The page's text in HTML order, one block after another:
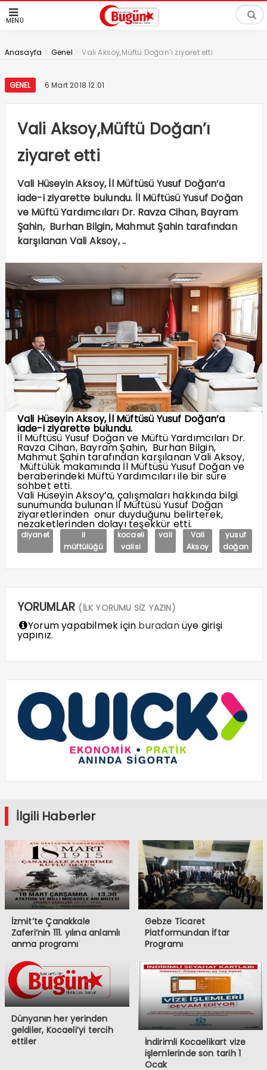
MENÜ
Anasayfa > Genel >Vali Aksoy,Müftü Doğan’ı ziyaret etti
GENEL 6 Mart 2018 12:01
Vali Aksoy,Müftü Doğan’ı
ziyaret etti
Vali Hüseyin Aksoy, İl Müftüsü Yusuf Doğan’a
iade-i ziyarette bulundu. İl Müftüsü Yusuf Doğan
ve Müftü Yardımcıları Dr. Ravza Cihan, Bayram
Şahin, Burhan Bilgin, Mahmut Şahin tarafından
karşılanan Vali Aksoy, ..
Vali Hüseyin Aksoy, İl Müftüsü Yusuf Doğan’a
iade-i ziyarette bulundu.
İl Müftüsü Yusuf Doğan ve Müftü Yardımcıları Dr.
Ravza Cihan, Bayram Şahin, Burhan Bilgin,
Mahmut Şahin tarafından karşılanan Vali Aksoy,
Müftülük makamında İl Müftüsü Yusuf Doğan ve
beraberindeki Müftü Yardımcıları ile bir süre
sohbet etti.
Vali Hüseyin Aksoy’a, çalışmaları hakkında bilgi
sunumunda bulunan İl Müftüsü Yusuf Doğan
ziyaretlerinden onur duyduğunu belirterek,
nezaketlerinden dolayı teşekkür etti.
diyanet
il
müftülüğü
kocaeli
valisi
vali
Vali
Aksoy
yusuf
doğan
YORUMLAR (İLK YORUMU SİZ YAZIN)
Yorum yapabilmek için buradanüye girişi
yapınız.
İlgili Haberler
İzmit’te Çanakkale
Zaferi’nin 111. yılına anlamlı
anma programı
Gebze Ticaret
Platformundan İftar
Programı
Dünyanın her yerinden
geldiler, Kocaeli’yi tercih
ettiler
İndirimli Kocaelikart vize
işlemlerinde son tarih 1
Ocak